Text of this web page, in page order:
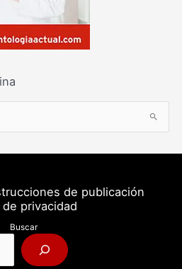
de publicación
de privacidad
Buscar